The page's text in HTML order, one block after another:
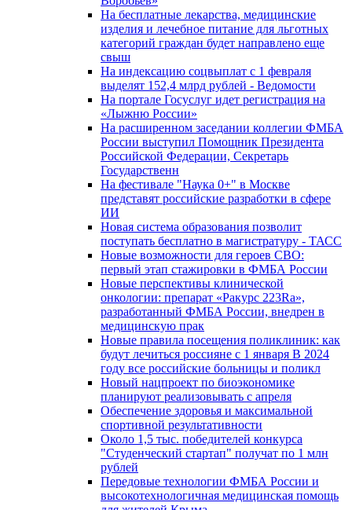
На бесплатные лекарства, медицинские
изделия и лечебное питание для льготных
категорий граждан будет направлено еще
свыш
На индексацию соцвыплат с 1 февраля
выделят 152,4 млрд рублей - Ведомости
На портале Госуслуг идет регистрация на
«Лыжню России»
На расширенном заседании коллегии ФМБА
России выступил Помощник Президента
Российской Федерации, Секретарь
Государственн
На фестивале "Наука 0+" в Москве
представят российские разработки в сфере
ИИ
Новая система образования позволит
поступать бесплатно в магистратуру - ТАСС
Новые возможности для героев СВО:
первый этап стажировки в ФМБА России
Новые перспективы клинической
онкологии: препарат «Ракурс 223Ra»,
разработанный ФМБА России, внедрен в
медицинскую прак
Новые правила посещения поликлиник: как
будут лечиться россияне с 1 января В 2024
году все российские больницы и поликл
Новый нацпроект по биоэкономике
планируют реализовывать с апреля
Обеспечение здоровья и максимальной
спортивной результативности
Около 1,5 тыс. победителей конкурса
"Студенческий стартап" получат по 1 млн
рублей
Передовые технологии ФМБА России и
высокотехнологичная медицинская помощь